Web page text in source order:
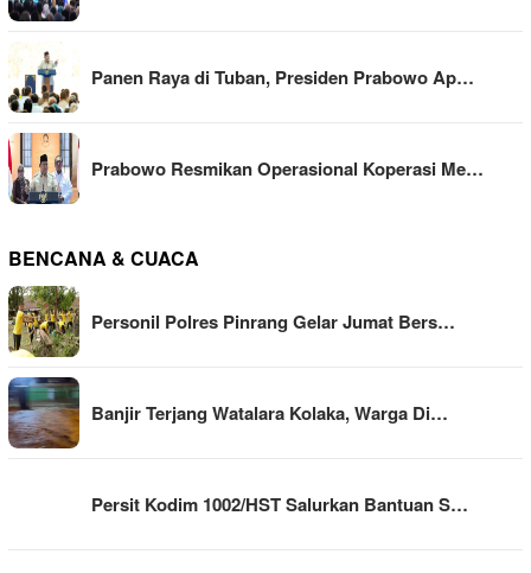
Panen Raya di Tuban, Presiden Prabowo Ap…
Prabowo Resmikan Operasional Koperasi Me…
BENCANA & CUACA
Personil Polres Pinrang Gelar Jumat Bers…
Banjir Terjang Watalara Kolaka, Warga Di…
Persit Kodim 1002/HST Salurkan Bantuan S…